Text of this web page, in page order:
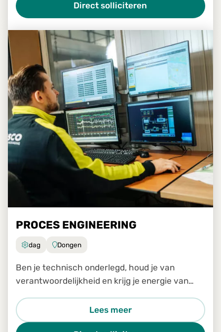
Direct solliciteren
PROCES ENGINEERING
dag Dongen
Ben je technisch onderlegd, houd je van
verantwoordelijkheid en krijg je energie van
functie van Proces Engineering iets voor jou.
Lees meer